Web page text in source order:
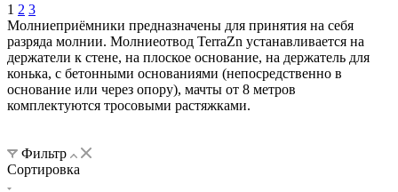
1 2 3
Молниеприёмники предназначены для принятия на себя
разряда молнии. Молниеотвод TerraZn устанавливается на
держатели к стене, на плоское основание, на держатель для
конька, с бетонными основаниями (непосредственно в
основание или через опору), мачты от 8 метров
комплектуются тросовыми растяжками.
Фильтр
Сортировка